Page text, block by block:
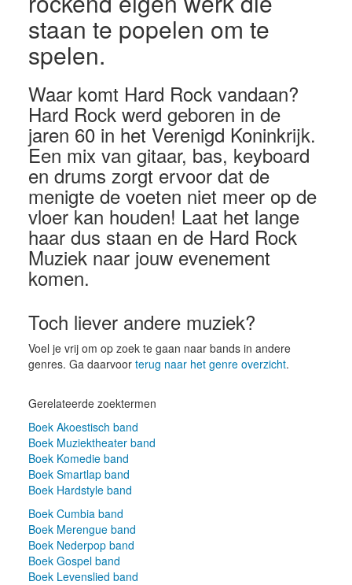
staan te popelen om te
spelen.
Waar komt Hard Rock vandaan?
Hard Rock werd geboren in de
jaren 60 in het Verenigd Koninkrijk.
Een mix van gitaar, bas, keyboard
en drums zorgt ervoor dat de
menigte de voeten niet meer op de
vloer kan houden! Laat het lange
haar dus staan en de Hard Rock
Muziek naar jouw evenement
komen.
Toch liever andere muziek?
Voel je vrij om op zoek te gaan naar bands in andere
genres. Ga daarvoor terug naar het genre overzicht.
Gerelateerde zoektermen
Boek Akoestisch band
Boek Muziektheater band
Boek Komedie band
Boek Smartlap band
Boek Hardstyle band
Boek Cumbia band
Boek Merengue band
Boek Nederpop band
Boek Gospel band
Boek Levenslied band